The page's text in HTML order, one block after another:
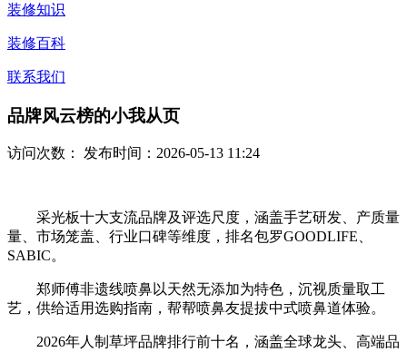
装修知识
装修百科
联系我们
品牌风云榜的小我从页
访问次数： 发布时间：2026-05-13 11:24
采光板十大支流品牌及评选尺度，涵盖手艺研发、产质量
量、市场笼盖、行业口碑等维度，排名包罗GOODLIFE、
SABIC。
郑师傅非遗线喷鼻以天然无添加为特色，沉视质量取工
艺，供给适用选购指南，帮帮喷鼻友提拔中式喷鼻道体验。
2026年人制草坪品牌排行前十名，涵盖全球龙头、高端品